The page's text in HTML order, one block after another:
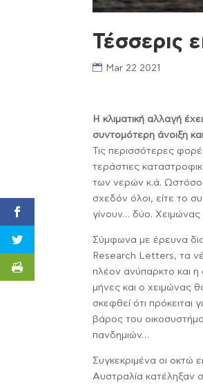
Τέσσερις
Mar 22 2021
Η κλιματική αλλαγή
συντομότερη άνοιξη
Τις περισσότερες
τεράστιες
των νερών κ.ά. Ωστόσο
σχεδόν όλοι, είτε το
γίνουν… δύο. Χειμώνας
Σύμφωνα με έρευνα
Research Letters, τα
πλέον ανύπαρκτο και η
μήνες και ο χειμώνας
σκεφθεί ότι πρόκειται
βάρος του
πανδημιών…
Συγκεκριμένα οι οκτώ
Αυστραλία κατέληξαν